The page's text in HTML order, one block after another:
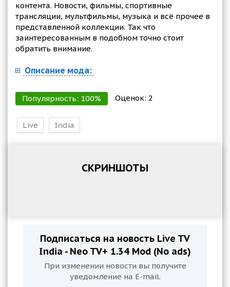
контента. Новости, фильмы, спортивные
трансляции, мультфильмы, музыка и всё прочее в
представленной коллекции. Так что
заинтересованным в подобном точно стоит
обратить внимание.
Описание мода:
Популярность: 100% Оценок: 2
Live India
СКРИНШОТЫ
Подписаться на новость Live TV
India - Neo TV+ 1.34 Mod (No ads)
При изменении новости вы получите
уведомление на E-mail.